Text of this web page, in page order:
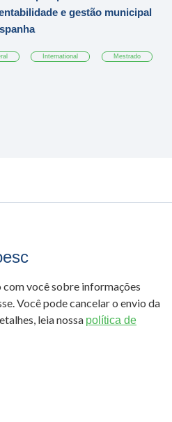
e gestão municipal
International Mestrado
você sobre informações
Você pode cancelar o envio da
leia nossa política de